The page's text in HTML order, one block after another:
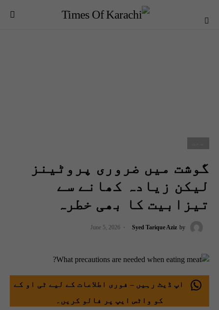
گوشت میں ضروری پروٹینز
لیکن زیادہ کھانے سے
تیزابیت کا بھی خطرہ
by
Syed Tarique Aziz
June 5, 2026
اپ ڈیٹ رہیں – فوری اطلاعات کے لیے ٹی او کے
کو واٹس ایپ پر فالو کریں۔